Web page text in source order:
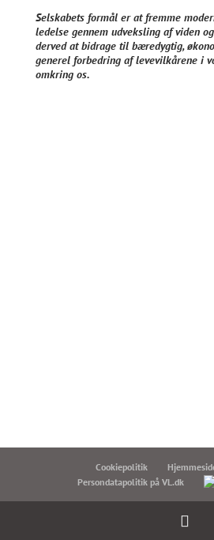
Selskabets formål er at fremme
ledelse gennem udveksling af viden
derved at bidrage til bæredygtig,
generel forbedring af levevilkårene i
omkring os.
Cookiepolitik
Persondatapolitik på VL.dk